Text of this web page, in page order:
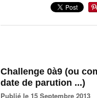
Challenge 0à9 (ou
date de parution ...)
Publié le 15 Septembre 2013